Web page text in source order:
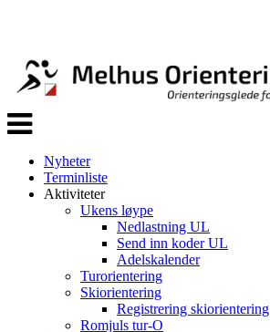
Veksle
navigasjon
Nyheter
Terminliste
Aktiviteter
Ukens løype
Nedlastning UL
Send inn koder UL
Adelskalender
Turorientering
Skiorientering
Registrering skiorientering
Romjuls tur-O